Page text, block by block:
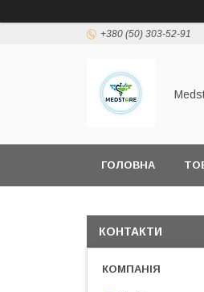
+380 (50) 303-52-91
ГОЛОВНА
КОНТАКТИ